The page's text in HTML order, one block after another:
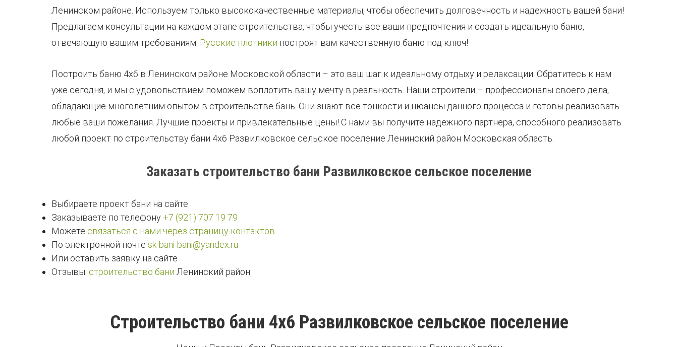
Ленинском районе. Используем только высококачественные материалы, чтобы обеспечить долговечность и надежность вашей бани!
Предлагаем консультации на каждом этапе строительства, чтобы учесть все ваши предпочтения и создать идеальную баню,
отвечающую вашим требованиям. Русские плотники построят вам качественную баню под ключ!
Построить баню 4х6 в Ленинском районе Московской области – это ваш шаг к идеальному отдыху и релаксации. Обратитесь к нам
уже сегодня, и мы с удовольствием поможем воплотить вашу мечту в реальность. Наши строители – профессионалы своего дела,
обладающие многолетним опытом в строительстве бань. Они знают все тонкости и нюансы данного процесса и готовы реализовать
любые ваши пожелания. Лучшие проекты и привлекательные цены! С нами вы получите надежного партнера, способного реализовать
любой проект по строительству бани 4х6 Развилковское сельское поселение Ленинский район Московская область.
Заказать строительство бани Развилковское сельское поселение
Выбираете проект бани на сайте
Заказываете по телефону +7 (921) 707 19 79
Можете связаться с нами через страницу контактов
По электронной почте sk-bani-bani@yandex.ru
Или оставить заявку на сайте
Отзывы: строительство бани Ленинский район
Строительство бани 4х6 Развилковское сельское поселение